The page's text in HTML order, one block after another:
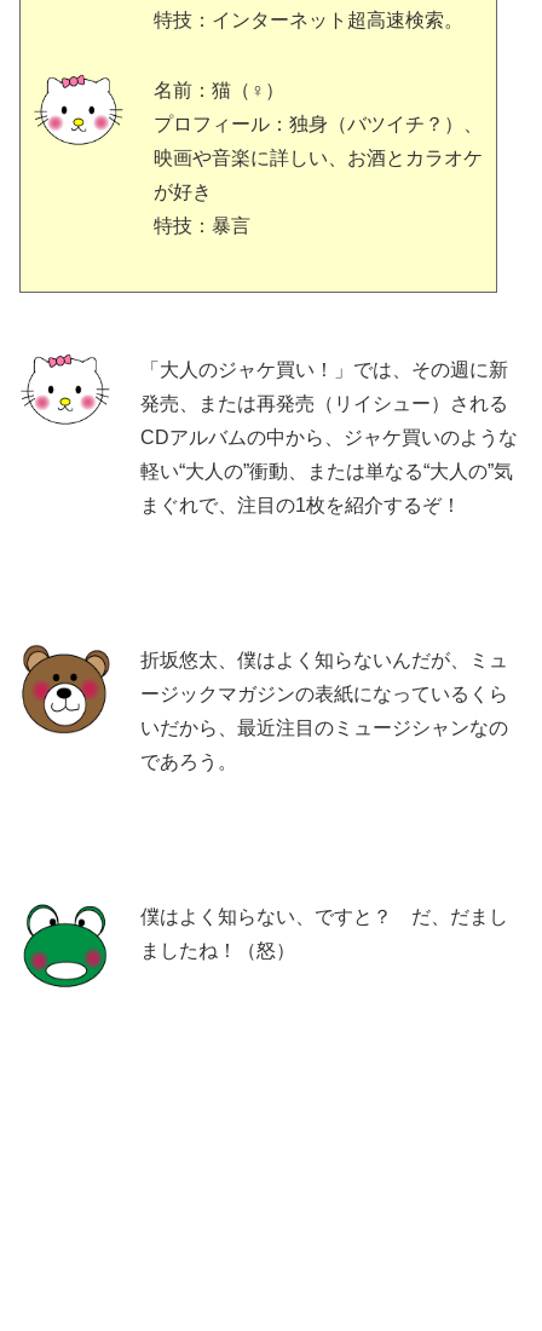
特技：インターネット超高速検索。
名前：猫（♀）
プロフィール：独身（バツイチ？）、
映画や音楽に詳しい、お酒とカラオケ
が好き
特技：暴言
「大人のジャケ買い！」では、その週に新
発売、または再発売（リイシュー）される
CDアルバムの中から、ジャケ買いのような
軽い“大人の”衝動、または単なる“大人の”気
まぐれで、注目の1枚を紹介するぞ！
折坂悠太、僕はよく知らないんだが、ミュ
ージックマガジンの表紙になっているくら
いだから、最近注目のミュージシャンなの
であろう。
僕はよく知らない、ですと？ だ、だまし
ましたね！（怒）